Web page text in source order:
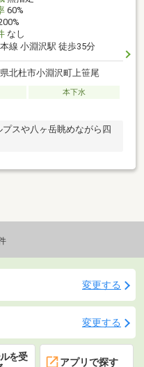
60%
なし
線 小淵沢駅 徒歩35分
北杜市小淵沢町上笹尾
本下水
スや八ヶ岳眺めながら四
変更する
変更する
を受
アプリで探す